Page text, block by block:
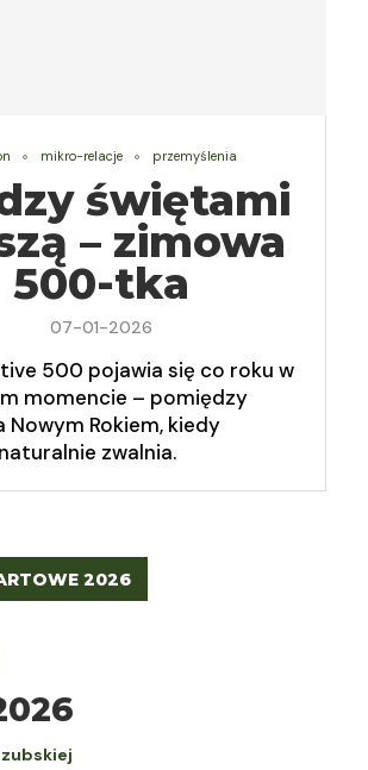
mikro-relacje przemyślenia
świętami
– zimowa
500-tka
07-01-2026
500 pojawia się co roku w
momencie – pomiędzy
Nowym Rokiem, kiedy
zwalnia.
2026